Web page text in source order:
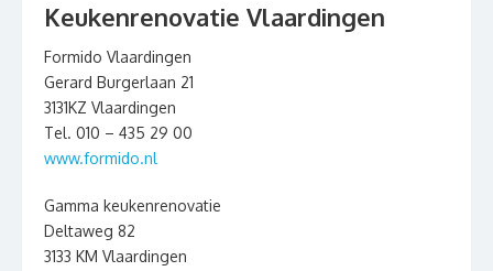
Keukenrenovatie Vlaardingen
Formido Vlaardingen
Gerard Burgerlaan 21
3131KZ Vlaardingen
Tel. 010 – 435 29 00
www.formido.nl
Gamma keukenrenovatie
Deltaweg 82
3133 KM Vlaardingen